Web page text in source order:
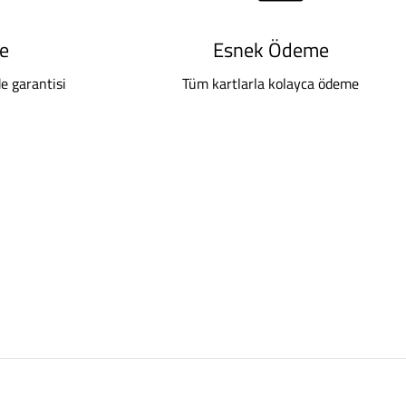
garantisi
Esnek Ödeme
Tüm kartlarla kolayca ödeme